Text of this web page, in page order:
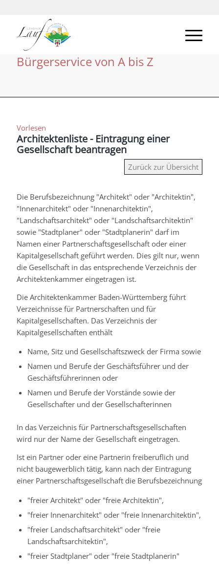
Bürgerservice von A bis Z
Vorlesen
Architektenliste - Eintragung einer
Gesellschaft beantragen
Zurück zur Übersicht
Die Berufsbezeichnung "Architekt" oder "Architektin",
"Innenarchitekt" oder "Innenarchitektin",
"Landschaftsarchitekt" oder "Landschaftsarchitektin"
sowie "Stadtplaner" oder "Stadtplanerin" darf im
Namen einer Partnerschaftsgesellschaft oder einer
Kapitalgesellschaft geführt werden. Dies gilt nur, wenn
die Gesellschaft in das entsprechende Verzeichnis der
Architektenkammer eingetragen ist.
Die Architektenkammer Baden-Württemberg führt
Verzeichnisse für Partnerschaften und für
Kapitalgesellschaften. Das Verzeichnis der
Kapitalgesellschaften enthält
Name, Sitz und Gesellschaftszweck der Firma sowie
Namen und Berufe der Geschäftsführer und der
Geschäftsführerinnen oder
Namen und Berufe der Vorstände sowie der
Gesellschafter und der Gesellschafterinnen
In das Verzeichnis für Partnerschaftsgesellschaften
wird nur der Name der Gesellschaft eingetragen.
Ist ein Partner oder eine Partnerin freiberuflich und
nicht baugewerblich tätig, kann nach der Eintragung
einer Partnerschaftsgesellschaft die Berufsbezeichnung
"freier Architekt" oder "freie Architektin",
"freier Innenarchitekt" oder "freie Innenarchitektin",
"freier Landschaftsarchitekt" oder "freie
Landschaftsarchitektin",
"freier Stadtplaner" oder "freie Stadtplanerin"